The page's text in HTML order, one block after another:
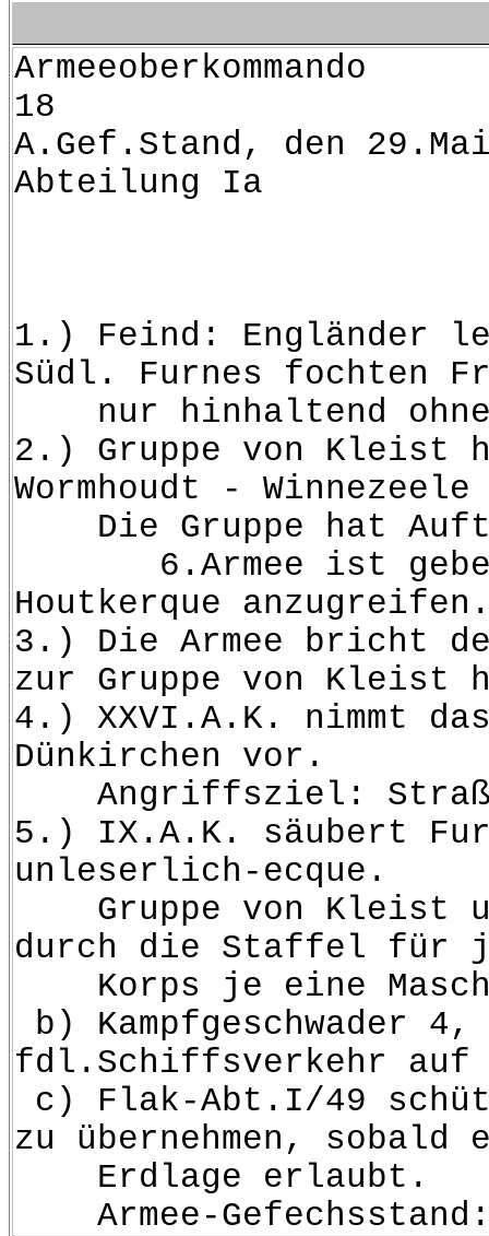
Armeeoberkommando
A.Gef.Stand, den
Abteilung Ia
1.) Feind: Engländer
Südl. Furnes fochten
nur hinhaltend ohne
2.) Gruppe von Kleist
Wormhoudt -
Die Gruppe hat
6.Armee ist gebeten
Houtkerque
3.) Die Armee bricht
zur Gruppe von Kleist
4.) XXVI.A.K. nimmt
Dünkirchen vor.
Angriffsziel: Straße
5.) IX.A.K. säubert
unleserlich-ecque.
Gruppe von Kleist
durch die Staffel für
Korps je eine
b) Kampfgeschwader
fdl.Schiffsverkehr auf
c) Flak-Abt.I/49
zu übernehmen, sobald
Erdlage erlaubt.
Armee-Gefechsstand: